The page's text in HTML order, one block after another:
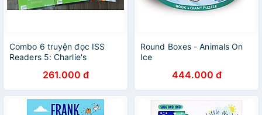
Combo 6 truyện đọc ISS
Readers 5: Charlie's
We Come!, The Perfect Jack
O Lantern, Time for a Trim,
Beauty and the Beast, Lost
on the Coast
261.000 đ
Round Boxes - Animals On
Ice
444.000 đ